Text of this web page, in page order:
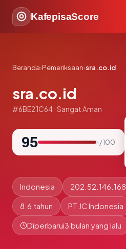
KafepisaScore
Beranda›Pemeriksaan›sra.co.id
sra.co.id
#6BE21C64 · Sangat Aman
95 / 100
Indonesia 202.52.146.168
8.6 tahun PT JC Indonesia
Diperbarui3 bulan yang lalu